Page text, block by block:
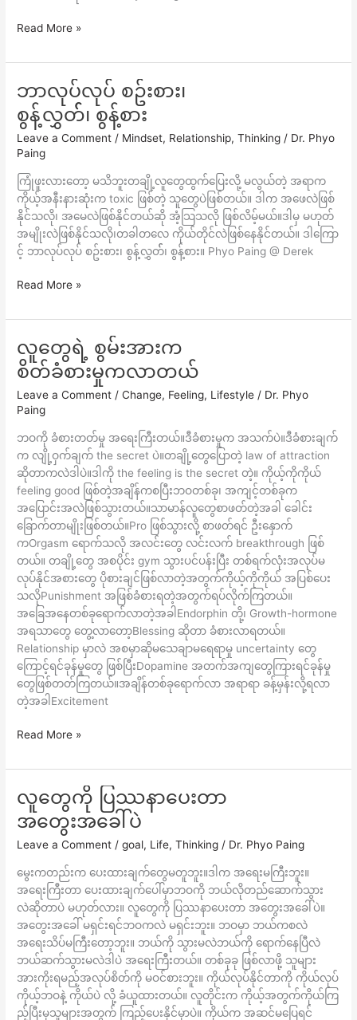
Read More »
ဘာလုပ်လုပ် စဥ်းစား၊
စွန့်လွှတ််၊ စွန့်စား
Leave a Comment / Mindset, Relationship,Thinking / Dr. Phyo
Paing
ကြုံဖူးလားတော့ မသိဘူးတချို့လူတွေထွက်ပြေးလို့ မလွယ်တဲ့ အရာက
ကိုယ့်အနီးနားဆုံးက toxic ဖြစ်တဲ့ သူတွေပဲဖြစ်တယ်။ ဒါက အဖေလဲဖြစ်
နိုင်သလို၊ အမေလဲဖြစ်နိုင်တယ်ဆို အံ့သြသလို ဖြစ်လိမ့်မယ်။ဒါမှ မဟုတ်
အမျိုးလဲဖြစ်နိုင်သလို၊တခါတလေ ကိုယ်တိုင်လဲဖြစ်နေနိုင်တယ်။ ဒါကြော
င့် ဘာလုပ်လုပ် စဥ်းစား၊ စွန့်လွှတ််၊ စွန့်စား။ Phyo Paing @ Derek
ဘာ
လုပ်
လုပ်
စ
ဥ်း
စား၊
စွ
န့်
လွှ
တ််၊
စွ
န့်
Read More »
လူတွေရဲ့ စွမ်းအားက
စိတ်ခံစားမှုကလာတယ်
Leave a Comment /Change, Feeling, Lifestyle / Dr. Phyo
Paing
ဘဝကို ခံစားတတ်မှု အရေးကြီးတယ်။ဒီခံစားမှုက အသက်ပဲ။ဒီခံစားချက်
က လျို့ဝှက်ချက် the secret ပဲ။တချို့တွေပြောတဲ့ law of attraction
ဆိုတာကလဲဒါပဲ။ဒါကို the feeling is the secret တဲ့။ ကိုယ့်ကိုကိုယ်
feeling good ဖြစ်တဲ့အချိန်ကစပြီးဘဝတစ်ခု၊ အကျင့်တစ်ခုက
အပြောင်းအလဲဖြစ်သွားတယ်။သာမာန်လူတွေစာဖတ်တဲ့အခါ ခေါင်း
ခြောက်တာမျိုးဖြစ်တယ်။Pro ဖြစ်သွားလို့ စာဖတ်ရင် ဦးနှောက်
ကOrgasm ရောက်သလို အလင်းတွေ လင်းလက် breakthrough ဖြစ်
တယ်။ တချို့တွေ အစပိုင်း gym သွားပင်ပန်းပြီး တစ်ရက်လုံးအလုပ်မ
လုပ်နိုင်အစားတွေ ပိုစားချင်ဖြစ်လာတဲ့အတွက်ကိုယ့်ကိုကိုယ် အပြစ်ပေး
သလိုPunishment အဖြစ်ခံစားရတဲ့အတွက်ရပ်လိုက်ကြတယ်။
အခြေအနေတစ်ခုရောက်လာတဲ့အခါEndorphin တို့၊ Growth-hormone
အရသာတွေ တွေ့လာတော့Blessing ဆိုတာ ခံစားလာရတယ်။
Relationship မှာလဲ အစမှာဆိုမသေချာမရေရာမှု uncertainty တွေ
ကြောင့်ရင်ခုန်မှုတွေ ဖြစ်ပြီးDopamine အတက်အကျတွေကြားရင်ခုန်မှု
တွေဖြစ်တတ်ကြတယ်။အချိန်တစ်ခုရောက်လာ အရာရာ ခန့်မှန်းလို့ရလာ
တဲ့အခါExcitement
လူ
တွေ
ရဲ့
စွမ်းအား
က
ခံစားမှု
က
လာ
တယ်
Read More »
လူတွေကို ပြဿနာပေးတာ
အတွေးအခေါ်ပဲ
Leave a Comment /goal, Life,Thinking / Dr. Phyo Paing
မွေးကတည်းက ပေးထားချက်တွေမတူဘူး။ဒါက အရေးမကြီးဘူး။
အရေးကြီးတာ ပေးထားချက်ပေါ်မှာဘဝကို ဘယ်လိုတည်ဆောက်သွား
လဲဆိုတာပဲ မဟုတ်လား။ လူတွေကို ပြဿနာပေးတာ အတွေးအခေါ်ပဲ။
အတွေးအခေါ် မရှင်းရင်ဘဝကလဲ မရှင်းဘူး။ ဘဝမှာ ဘယ်ကစလဲ
အရေးသိပ်မကြီးတော့ဘူး။ ဘယ်ကို သွားမလဲဘယ်ကို ရောက်နေပြီလဲ
ဘယ်ဆက်သွားမလဲဒါပဲ အရေးကြီးတယ်။ တစ်ခုခု ဖြစ်လာဖို့ သူများ
အားကိုးရမည့်အလုပ်စိတ်ကို မဝင်စားဘူး။ ကိုယ်လုပ်နိုင်တာကို ကိုယ်လုပ်
ကိုယ့်ဘဝနဲ့ ကိုယ်ပဲ လို့ ခံယူထားတယ်။ လူတိုင်းက ကိုယ့်အတွက်ကိုယ်ကြ
ည့်ပြီးမှသူများအတွက် ကြည့်ပေးနိုင်မှာပဲ။ ကိုယ်က အဆင်မပြေရင်
လူ
တွေ
ကို
ပြဿနာ
တာ
အတွေးအခေါ်